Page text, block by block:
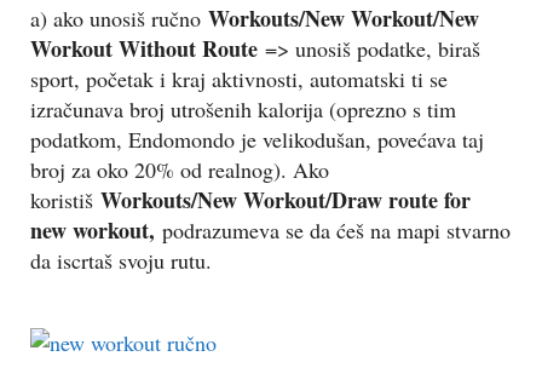
a) ako unosiš ručno Workouts/New Workout/New
Workout Without Route => unosiš podatke, biraš
sport, početak i kraj aktivnosti, automatski ti se
izračunava broj utrošenih kalorija (oprezno s tim
podatkom, Endomondo je velikodušan, povećava taj
broj za oko 20% od realnog). Ako
koristiš Workouts/New Workout/Draw route for
new workout, podrazumeva se da ćeš na mapi stvarno
da iscrtaš svoju rutu.